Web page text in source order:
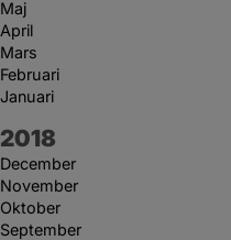
Maj
April
Mars
Februari
Januari
År:
2018
December
November
Oktober
September